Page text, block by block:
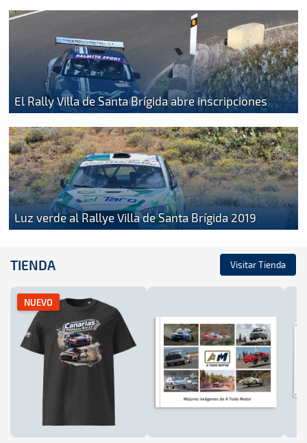
El Rally Villa de Santa Brígida abre inscripciones
Luz verde al Rallye Villa de Santa Brígida 2019
TIENDA Visitar Tienda
NUEVO